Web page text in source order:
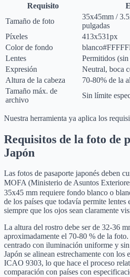
Requisito
Tamaño de foto
35x45mm /3.5
pulgadas
Píxeles
413x531px
Color de fondo
blanco
Lentes
Permitidos
Expresión
Neutral, boca
Altura de la cabeza
70-80% de la
Tamaño máx. de
archivo
Sin límite
Nuestra herramienta ya aplica los
Requisitos de la foto de
Japón
Las fotos de pasaporte japonés deben
MOFA (Ministerio de Asuntos
35x45 mm requiere fondo blanco o
de los países que todavía permite lentes
siempre que los ojos sean claramente
La altura del rostro debe ser de 32-36
aproximadamente el 70-80 % de la
centrado con iluminación uniforme y
Japón se alinean estrechamente con los
ICAO 9303, lo que hace el proceso
comparación con países con